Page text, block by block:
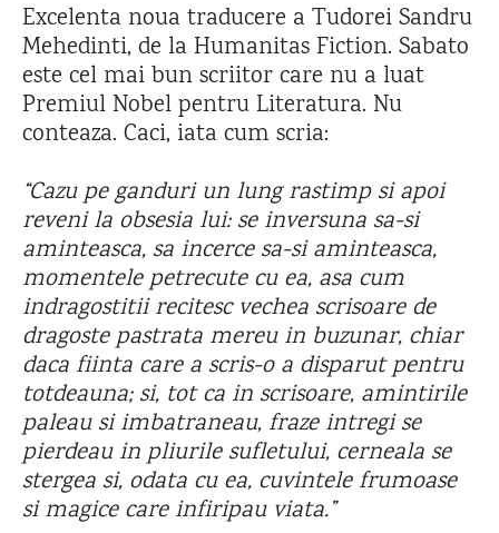
Excelenta noua traducere a Tudorei Sandru
Mehedinti, de la Humanitas Fiction. Sabato
este cel mai bun scriitor care nu a luat
Premiul Nobel pentru Literatura. Nu
conteaza. Caci, iata cum scria:
“Cazu pe ganduri un lung rastimp si apoi
reveni la obsesia lui: se inversuna sa-si
aminteasca, sa incerce sa-si aminteasca,
momentele petrecute cu ea, asa cum
indragostitii recitesc vechea scrisoare de
dragoste pastrata mereu in buzunar, chiar
daca fiinta care a scris-o a disparut pentru
totdeauna; si, tot ca in scrisoare, amintirile
paleau si imbatraneau, fraze intregi se
pierdeau in pliurile sufletului, cerneala se
stergea si, odata cu ea, cuvintele frumoase
si magice care infiripau viata.”